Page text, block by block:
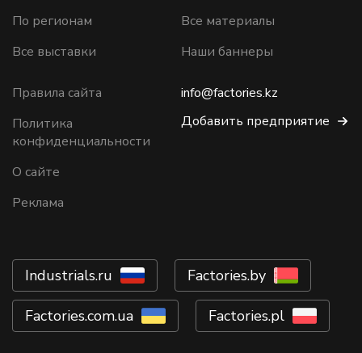
По регионам
Все выставки
Все материалы
Наши баннеры
Правила сайта
Политика
конфиденциальности
О сайте
Реклама
info@factories.kz
Добавить предприятие
Industrials.ru Factories.by
Factories.com.ua Factories.pl